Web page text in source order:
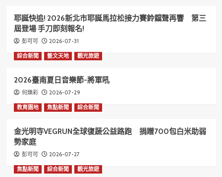
耶誕快追! 2026新北市耶誕馬拉松接力賽鈴鐺聲再響 第三
屆登場 手刀即刻報名!
彭可可 2026-07-31
綜合新聞 藝文天地 觀光旅遊
2026臺南夏日音樂節-將軍吼
何煥彩 2026-07-29
教育園地 焦點新聞 綜合新聞
金光明寺VEGRUN全球復蔬公益路跑 捐贈700包白米助弱
勢家庭
彭可可 2026-07-27
焦點新聞 綜合新聞 觀光旅遊